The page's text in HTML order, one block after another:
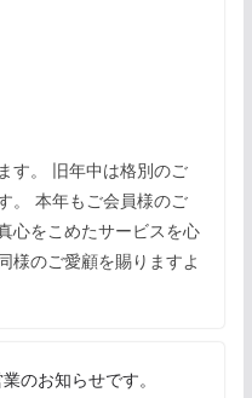
す。 旧年中は格別のご
。 本年もご会員様のご
心をこめたサービスを心
様のご愛顧を賜りますよ
のお知らせです。